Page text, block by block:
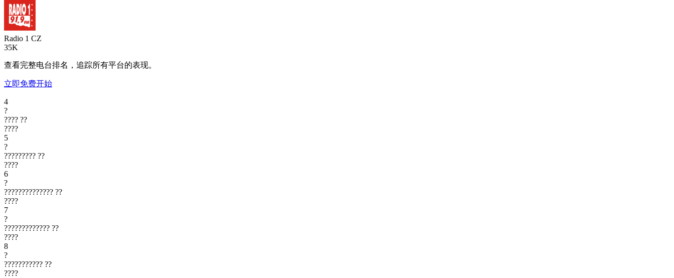
Radio 1 CZ
35K
查看完整电台排名，追踪所有平台的表现。
立即免费开始
4
?
???? ??
????
5
?
????????? ??
????
6
?
?????????????? ??
????
7
?
????????????? ??
????
8
?
??????????? ??
????